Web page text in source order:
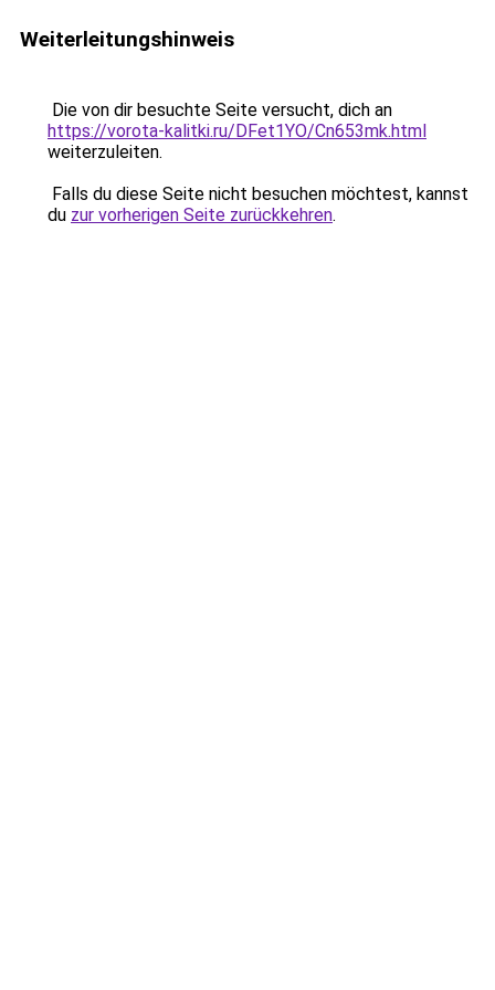
Weiterleitungshinweis
Die von dir besuchte Seite versucht, dich an
https://vorota-kalitki.ru/DFet1YO/Cn653mk.html
weiterzuleiten.
Falls du diese Seite nicht besuchen möchtest, kannst
du zur vorherigen Seite zurückkehren.